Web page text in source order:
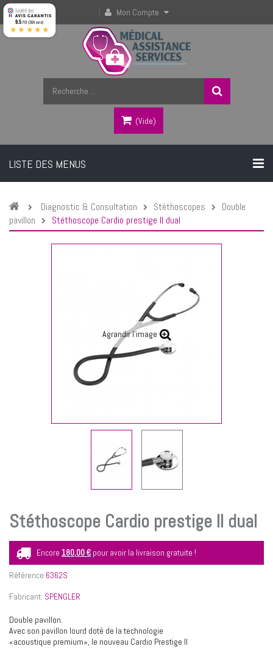
Mon Compte
(vide)
LISTE DES MENUS
Diagnostic & Consultation Stéthoscopes
Double
pavillon
Stéthoscope Cardio prestige II dual
Agrandir l'image
Stéthoscope Cardio prestige II dual
Encore 180,00 € pour avoir la livraison gratuite !
Référence 6362S
Fabricant: SPENGLER
Double pavillon.
Avec son pavillon lourd doté de la technologie
«acoustique premium», le nouveau Cardio Prestige II
9.5/10 (364 avis)
★★★★★